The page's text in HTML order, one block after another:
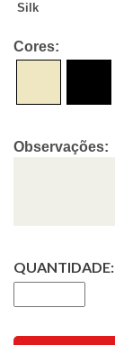
Silk
Cores:
Observações:
QUANTIDADE: